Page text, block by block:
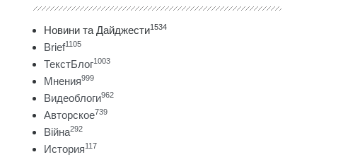
Новини та Дайджести1534
Brief1105
ТекстБлог1003
Мнения999
Видеоблоги962
Авторское739
Війна292
История117